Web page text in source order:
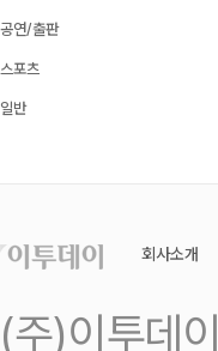
공연/출판
스포츠
일반
회사소개
(주)이투데